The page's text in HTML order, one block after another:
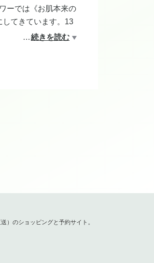
ーでは《お肌本来の
してきています。13
…続きを読む
）のショッピングと予約サイト。